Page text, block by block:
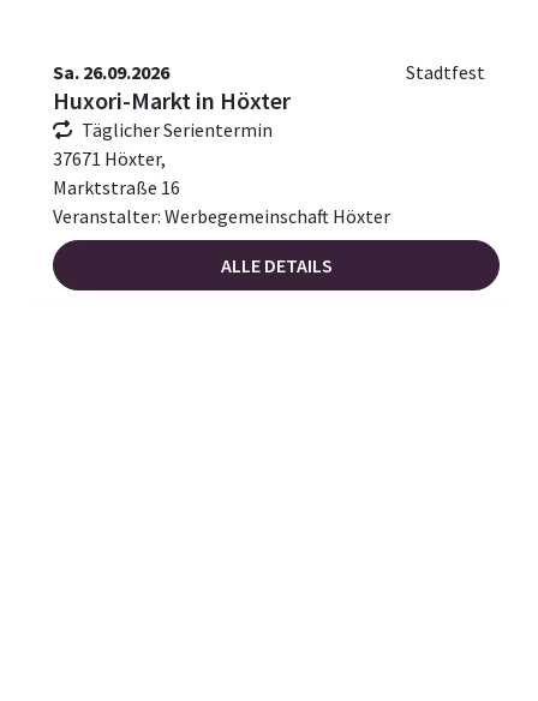
Sa. 26.09.2026 Stadtfest
Huxori-Markt in Höxter
Täglicher Serientermin
37671 Höxter,
Marktstraße 16
Veranstalter: Werbegemeinschaft Höxter
ALLE DETAILS